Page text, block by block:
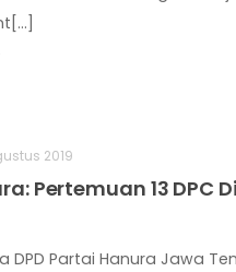
2019
Pertemuan 13 DPC
DPD Partai Hanura Jawa